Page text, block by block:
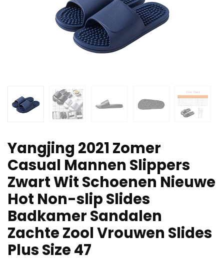
Yangjing 2021 Zomer
Casual Mannen Slippers
Zwart Wit Schoenen Nieuwe
Hot Non-slip Slides
Badkamer Sandalen
Zachte Zool Vrouwen Slides
Plus Size 47